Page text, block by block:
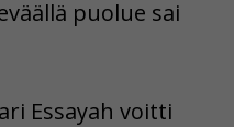
puolue sai
Essayah voitti